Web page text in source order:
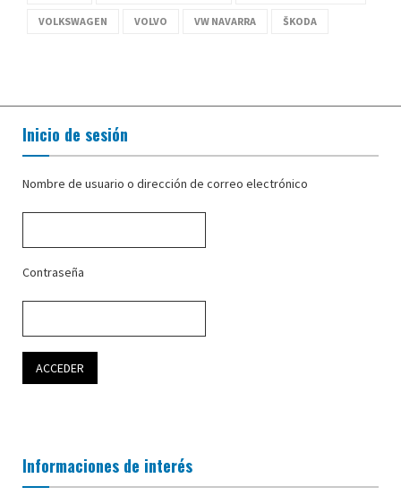
VOLKSWAGEN VOLVO VW NAVARRA ŠKODA
Inicio de sesión
Nombre de usuario o dirección de correo electrónico
Contraseña
Informaciones de interés